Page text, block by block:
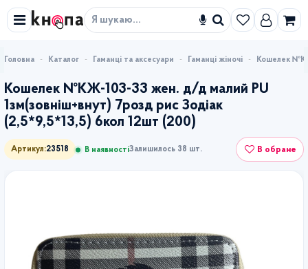
Знайти
Каталог Гаманці та аксесуари Гаманці жіночі Кошелек
Кошелек №КЖ-103-33 жен. д/д малий PU
1зм(зовніш+внут) 7розд рис Зодіак
(2,5*9,5*13,5) 6кол 12шт (200)
Артикул:23518 В наявностіЗалишилось 38 шт. В обране